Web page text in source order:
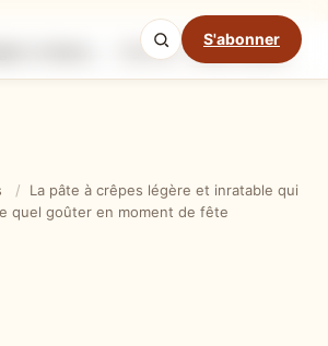
S'abonner
Ingrédients Étapes
Mode cuisine
/
La pâte à crêpes légère et inratable qui
quel goûter en moment de fête